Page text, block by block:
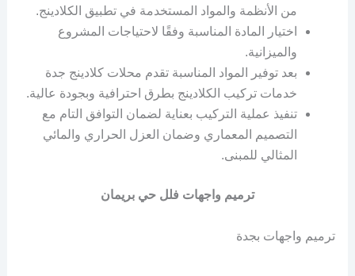
من الأنظمة والمواد المستخدمة في تطبيق الكلادينج.
اختيار المادة المناسبة وفقًا لاحتياجات المشروع
والميزانية.
بعد توفير المواد المناسبة تقدم محلات كلادينج جدة
خدمات تركيب الكلادينج بطرق احترافية وبجودة عالية.
تنفيذ عملية التركيب بعناية لضمان التوافق التام مع
التصميم المعماري وضمان العزل الحراري والمائي
المثالي للمبنى.
ترميم واجهات فلل حي بريمان
ترميم واجهات بجدة